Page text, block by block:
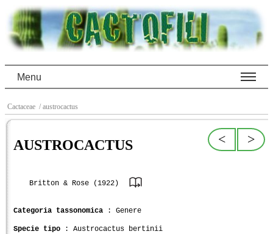
Menu
Cactaceae / austrocactus
>
<
AUSTROCACTUS
Britton & Rose (1922)
Categoria tassonomica : Genere
Specie tipo : Austrocactus bertinii